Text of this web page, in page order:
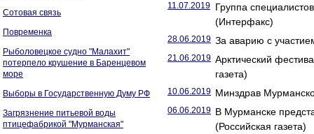
Сотовая связь
Повременка
Рыболовецкое судно "Малахит"
потерпело крушение в Баренцевом
море
Выборы в Государственную Думу РФ
Загрязнение питьевой воды
птицефабрикой "Мурманская"
11.07.2019 Группа
(Интерфакс)
28.06.2019 За аварию с
21.06.2019 Арктический
газета)
10.06.2019 Минздрав
06.06.2019 В Мурманске
(Российская газета)